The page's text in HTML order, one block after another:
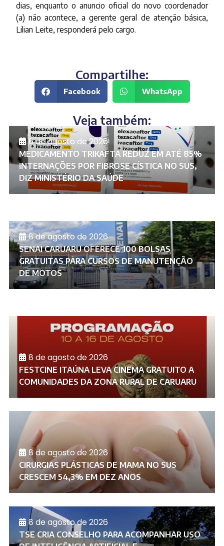
dias, enquanto o anuncio oficial do novo coordenador
(a) não acontece, a gerente geral de atenção básica,
Lilian Leite, responderá pelo cargo.
Compartilhe:
Facebook WhatsApp
Veja também:
8 de agosto de 2026
MEDICAMENTO TRIKAFTA REDUZ EM ATÉ 85%
INTERNAÇÕES POR FIBROSE CÍSTICA NO SUS,
DIZ MINISTÉRIO DA SAÚDE
8 de agosto de 2026
SENAI CARUARU OFERECE 100 BOLSAS
GRATUITAS PARA CURSOS DE MANUTENÇÃO
DE MOTOS
8 de agosto de 2026
FESTCINE ITAÚNA LEVA CINEMA GRATUITO A
COMUNIDADES DA ZONA RURAL DE CARUARU
8 de agosto de 2026
CIRURGIAS PLÁSTICAS DE MAMA NO SUS
CRESCEM 54,3% EM DEZ ANOS
8 de agosto de 2026
TSE CRIA CONSELHO PARA ACOMPANHAR USO